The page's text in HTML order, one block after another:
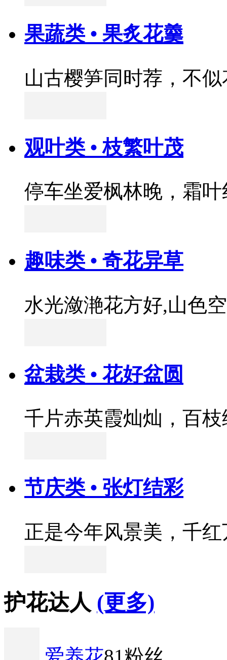
果蔬类 • 果炙花羹
山古樱笋同时荐，不
观叶类 • 枝繁叶茂
停车坐爱枫林晚，霜
趣味类 • 奇花异草
水光潋滟花方好,山色
盆栽类 • 花好盆圆
千片赤英霞灿灿，百
节庆类 • 张灯结彩
正是今年风景美，千
护花达人 (更多)